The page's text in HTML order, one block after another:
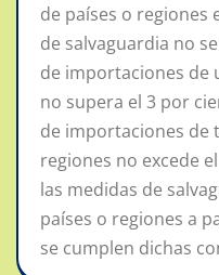
de países o regiones
de salvaguardia no
de importaciones de
no supera el 3 por
de importaciones de
regiones no excede
las medidas de
países o regiones a
se cumplen dichas